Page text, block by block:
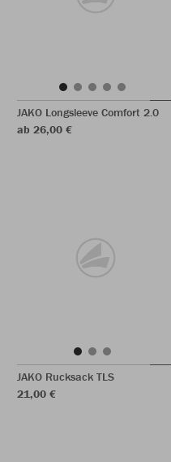
JAKO Longsleeve Comfort 2.0
ab 26,00 €
JAKO Rucksack TLS
21,00 €